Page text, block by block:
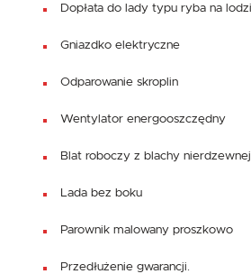
Dopłata do lady typu ryba na
Gniazdko elektryczne
Odparowanie skroplin
Wentylator energooszczędny
Blat roboczy z blachy nierdzewnej
Lada bez boku
Parownik malowany proszkowo
Przedłużenie gwarancji.